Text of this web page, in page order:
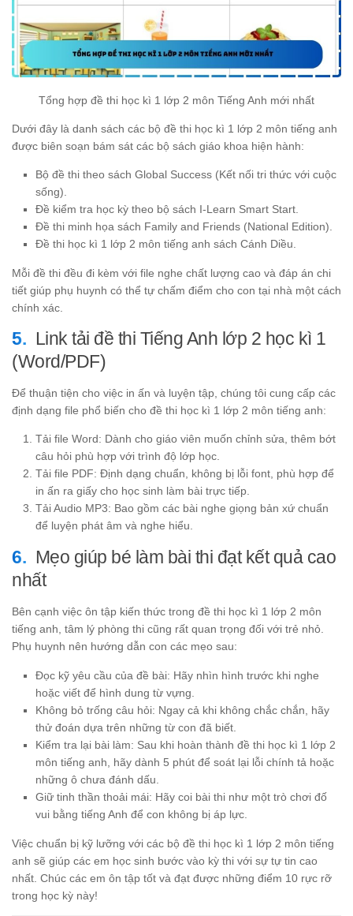
Tổng hợp đề thi học kì 1 lớp 2 môn Tiếng Anh mới nhất
Dưới đây là danh sách các bộ đề thi học kì 1 lớp 2 môn tiếng anh
được biên soạn bám sát các bộ sách giáo khoa hiện hành:
Bộ đề thi theo sách Global Success (Kết nối tri thức với cuộc
sống).
Đề kiểm tra học kỳ theo bộ sách I-Learn Smart Start.
Đề thi minh họa sách Family and Friends (National Edition).
Đề thi học kì 1 lớp 2 môn tiếng anh sách Cánh Diều.
Mỗi đề thi đều đi kèm với file nghe chất lượng cao và đáp án chi
tiết giúp phụ huynh có thể tự chấm điểm cho con tại nhà một cách
chính xác.
Link tải đề thi Tiếng Anh lớp 2 học kì 1
(Word/PDF)
Để thuận tiện cho việc in ấn và luyện tập, chúng tôi cung cấp các
định dạng file phổ biến cho đề thi học kì 1 lớp 2 môn tiếng anh:
Tải file Word: Dành cho giáo viên muốn chỉnh sửa, thêm bớt
câu hỏi phù hợp với trình độ lớp học.
Tải file PDF: Định dạng chuẩn, không bị lỗi font, phù hợp để
in ấn ra giấy cho học sinh làm bài trực tiếp.
Tải Audio MP3: Bao gồm các bài nghe giọng bản xứ chuẩn
để luyện phát âm và nghe hiểu.
Mẹo giúp bé làm bài thi đạt kết quả cao
nhất
Bên cạnh việc ôn tập kiến thức trong đề thi học kì 1 lớp 2 môn
tiếng anh, tâm lý phòng thi cũng rất quan trọng đối với trẻ nhỏ.
Phụ huynh nên hướng dẫn con các mẹo sau:
Đọc kỹ yêu cầu của đề bài: Hãy nhìn hình trước khi nghe
hoặc viết để hình dung từ vựng.
Không bỏ trống câu hỏi: Ngay cả khi không chắc chắn, hãy
thử đoán dựa trên những từ con đã biết.
Kiểm tra lại bài làm: Sau khi hoàn thành đề thi học kì 1 lớp 2
môn tiếng anh, hãy dành 5 phút để soát lại lỗi chính tả hoặc
những ô chưa đánh dấu.
Giữ tinh thần thoải mái: Hãy coi bài thi như một trò chơi đố
vui bằng tiếng Anh để con không bị áp lực.
Việc chuẩn bị kỹ lưỡng với các bộ đề thi học kì 1 lớp 2 môn tiếng
anh sẽ giúp các em học sinh bước vào kỳ thi với sự tự tin cao
nhất. Chúc các em ôn tập tốt và đạt được những điểm 10 rực rỡ
trong học kỳ này!